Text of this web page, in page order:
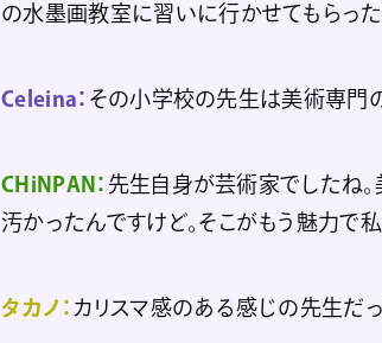
の水墨画教室に習いに行かせてもらった
Celeina： その小学校の先生は美術専門
CHiNPAN： 先生自身が芸術家でしたね。
汚かったんですけど。そこがもう魅力で
タカノ： カリスマ感のある感じの先生だっ